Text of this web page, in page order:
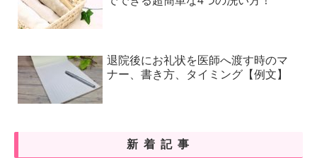
退院後にお礼状を医師へ渡す時のマ
ナー、書き方、タイミング【例文】
新着記事